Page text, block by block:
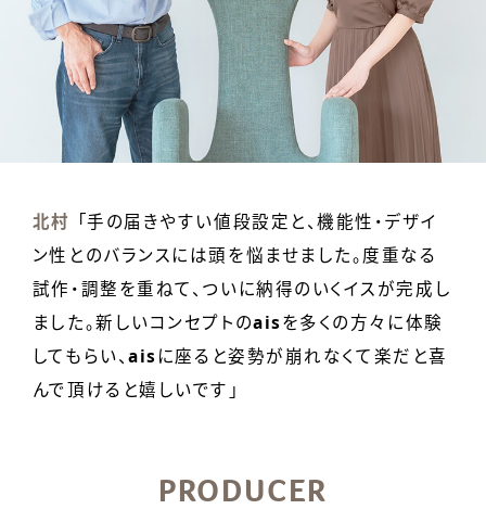
北村 「手の届きやすい値段設定と、機能性・デザイ
ン性とのバランスには頭を悩ませました。度重なる
試作・調整を重ねて、ついに納得のいくイスが完成し
ました。新しいコンセプトのaisを多くの方々に体験
してもらい、ais に座ると姿勢が崩れなくて楽だと喜
んで頂けると嬉しいです」
PRODUCER